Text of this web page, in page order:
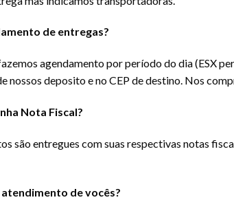
de entregas?
agendamento por período do dia (ESX
nossos deposito e no CEP de destino. Nos
Nota Fiscal?
são entregues com suas respectivas notas
de vocês?